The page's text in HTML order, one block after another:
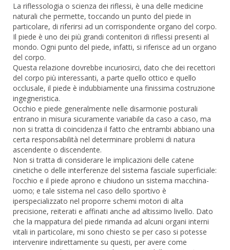
La riflessologia o scienza dei riflessi, è una delle medicine
naturali che permette, toccando un punto del piede in
particolare, di riferirsi ad un corrispondente organo del corpo.
Il piede è uno dei più grandi contenitori di riflessi presenti al
mondo. Ogni punto del piede, infatti, si riferisce ad un organo
del corpo.
Questa relazione dovrebbe incuriosirci, dato che dei recettori
del corpo più interessanti, a parte quello ottico e quello
occlusale, il piede è indubbiamente una finissima costruzione
ingegneristica.
Occhio e piede generalmente nelle disarmonie posturali
entrano in misura sicuramente variabile da caso a caso, ma
non si tratta di coincidenza il fatto che entrambi abbiano una
certa responsabilità nel determinare problemi di natura
ascendente o discendente.
Non si tratta di considerare le implicazioni delle catene
cinetiche o delle interferenze del sistema fasciale superficiale:
l’occhio e il piede aprono e chiudono un sistema macchina-
uomo; e tale sistema nel caso dello sportivo è
iperspecializzato nel proporre schemi motori di alta
precisione, reiterati e affinati anche ad altissimo livello. Dato
che la mappatura del piede rimanda ad alcuni organi interni
vitali in particolare, mi sono chiesto se per caso si potesse
intervenire indirettamente su questi, per avere come